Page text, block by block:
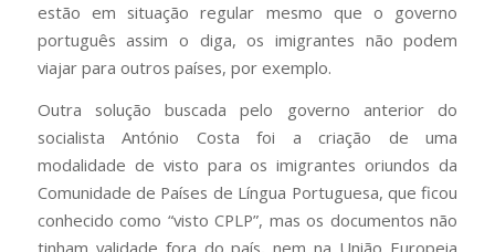
estão em situação regular mesmo que o governo
português assim o diga, os imigrantes não podem
viajar para outros países, por exemplo.
Outra solução buscada pelo governo anterior do
socialista António Costa foi a criação de uma
modalidade de visto para os imigrantes oriundos da
Comunidade de Países de Língua Portuguesa, que ficou
conhecido como “visto CPLP”, mas os documentos não